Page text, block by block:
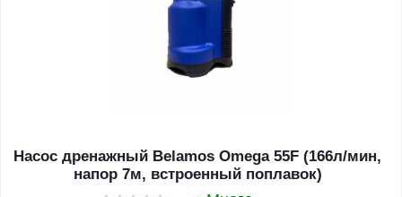
Насос дренажный Belamos Omega 55F (166л/мин,
напор 7м, встроенный поплавок)